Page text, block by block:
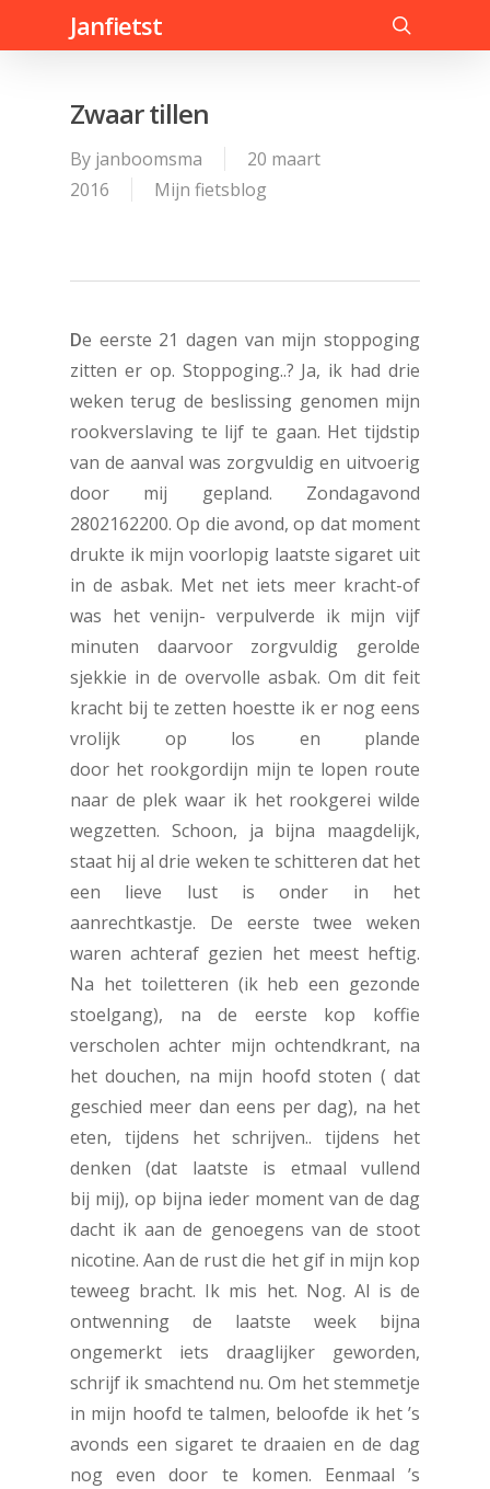
to
Janfietst
search
Zwaar tillen
By janboomsma
20 maart
2016
Mijn fietsblog
De eerste 21 dagen van mijn stoppoging
zitten er op. Stoppoging..? Ja, ik had drie
weken terug de beslissing genomen mijn
rookverslaving te lijf te gaan. Het tijdstip
van de aanval was zorgvuldig en uitvoerig
door mij gepland. Zondagavond
2802162200. Op die avond, op dat moment
drukte ik mijn voorlopig laatste sigaret uit
in de asbak. Met net iets meer kracht-of
was het venijn- verpulverde ik mijn vijf
minuten daarvoor zorgvuldig gerolde
sjekkie in de overvolle asbak. Om dit feit
kracht bij te zetten hoestte ik er nog eens
vrolijk op los en plande
door het rookgordijn mijn te lopen route
naar de plek waar ik het rookgerei wilde
wegzetten. Schoon, ja bijna maagdelijk,
staat hij al drie weken te schitteren dat het
een lieve lust is onder in het
aanrechtkastje. De eerste twee weken
waren achteraf gezien het meest heftig.
Na het toiletteren (ik heb een gezonde
stoelgang), na de eerste kop koffie
verscholen achter mijn ochtendkrant, na
het douchen, na mijn hoofd stoten ( dat
geschied meer dan eens per dag), na het
eten, tijdens het schrijven.. tijdens het
denken (dat laatste is etmaal vullend
bij mij), op bijna ieder moment van de dag
dacht ik aan de genoegens van de stoot
nicotine. Aan de rust die het gif in mijn kop
teweeg bracht. Ik mis het. Nog. Al is de
ontwenning de laatste week bijna
ongemerkt iets draaglijker geworden,
schrijf ik smachtend nu. Om het stemmetje
in mijn hoofd te talmen, beloofde ik het ’s
avonds een sigaret te draaien en de dag
nog even door te komen. Eenmaal ’s